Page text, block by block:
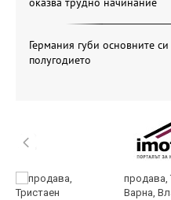
Германия губи основните
полугодието
продава,
Варна,